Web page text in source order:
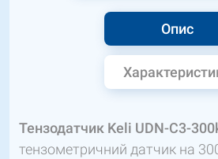
Опис
Тензодатчик Keli UDN-C3-
тензометричний датчик на